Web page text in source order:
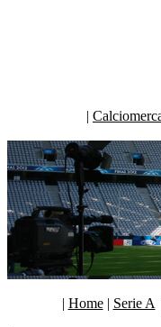
|
| Home| Serie A